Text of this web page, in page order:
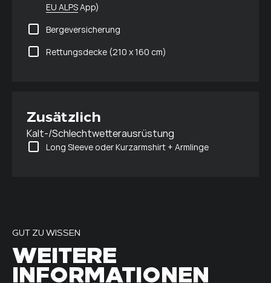
EU ALPSApp)
Bergeversicherung
Rettungsdecke (210 x 160 cm)
Zusätzlich
Kalt-/Schlechtwetterausrüstung
Long Sleeve oder Kurzarmshirt + Armlinge
GUT ZU WISSEN
WEITERE
INFORMATIONEN